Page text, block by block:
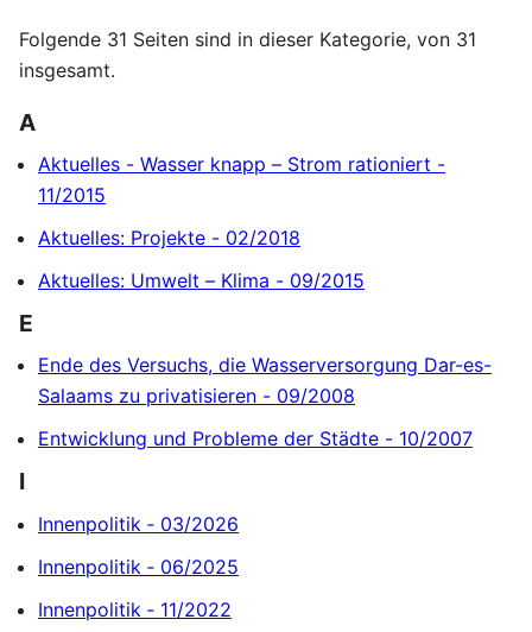
Folgende 31 Seiten sind in dieser Kategorie, von 31
insgesamt.
A
Aktuelles - Wasser knapp – Strom rationiert -
11/2015
Aktuelles: Projekte - 02/2018
Aktuelles: Umwelt – Klima - 09/2015
E
Ende des Versuchs, die Wasserversorgung Dar-es-
Salaams zu privatisieren - 09/2008
Entwicklung und Probleme der Städte - 10/2007
I
Innenpolitik ‐ 03/2026
Innenpolitik ‐ 06/2025
Innenpolitik ‐ 11/2022